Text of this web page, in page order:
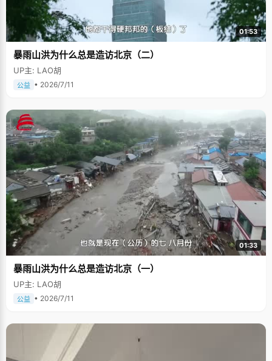
01:53
暴雨山洪为什么总是造访北京（二）
UP主: LAO胡
公益 • 2026/7/11
01:33
暴雨山洪为什么总是造访北京（一）
UP主: LAO胡
公益 • 2026/7/11